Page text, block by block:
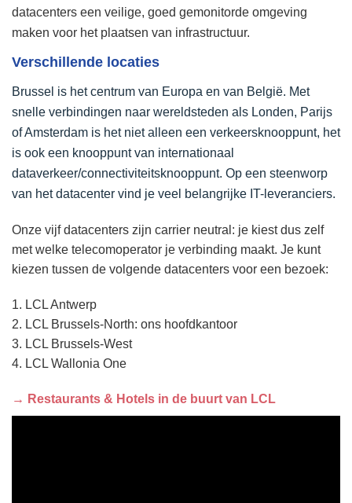
datacenters een veilige, goed gemonitorde omgeving
maken voor het plaatsen van infrastructuur.
Verschillende locaties
Brussel is het centrum van Europa en van België. Met
snelle verbindingen naar wereldsteden als Londen, Parijs
of Amsterdam is het niet alleen een verkeersknooppunt, het
is ook een knooppunt van internationaal
dataverkeer/connectiviteitsknooppunt. Op een steenworp
van het datacenter vind je veel belangrijke IT-leveranciers.
Onze vijf datacenters zijn carrier neutral: je kiest dus zelf
met welke telecomoperator je verbinding maakt. Je kunt
kiezen tussen de volgende datacenters voor een bezoek:
1. LCL Antwerp
2. LCL Brussels-North: ons hoofdkantoor
3. LCL Brussels-West
4. LCL Wallonia One
→ Restaurants & Hotels in de buurt van LCL